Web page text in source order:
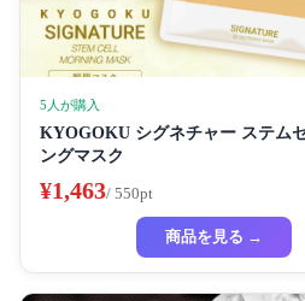
5人が購入
KYOGOKU シグネチャー ステム
ングマスク
¥1,463/ 550pt
商品を見る →